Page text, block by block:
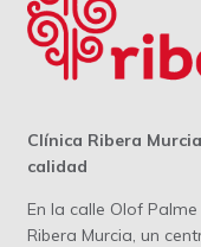
Clínica Ribera
calidad
En la calle Olof
Ribera Murcia, un